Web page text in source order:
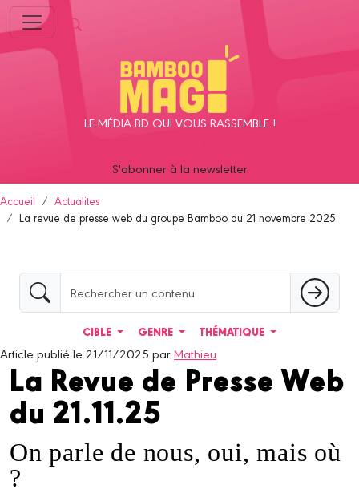
LE MÉDIA BD QUI VOUS RASSEMBLE !
S'abonner à la newsletter
Accueil
Actualites
La revue de presse web du groupe Bamboo du 21 novembre 2025
CIBLE GENRE THÉMATIQUE
Article publié le 21/11/2025 parMathieu
La Revue de Presse Web
du 21.11.25
On parle de nous, oui, mais où
?
Panneau de gestion des cookies